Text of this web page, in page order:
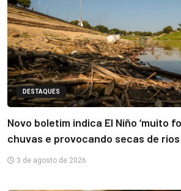
DESTAQUES
Novo boletim indica El Niño ‘muito
chuvas e provocando secas de rios
3 de agosto de 2026